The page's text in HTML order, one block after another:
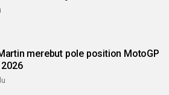
merebut pole position MotoGP